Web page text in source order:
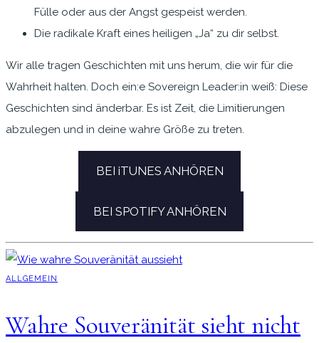
Fülle oder aus der Angst gespeist werden.
Die radikale Kraft eines heiligen „Ja“ zu dir selbst.
Wir alle tragen Geschichten mit uns herum, die wir für die
Wahrheit halten. Doch ein:e Sovereign Leader:in weiß: Diese
Geschichten sind änderbar. Es ist Zeit, die Limitierungen
abzulegen und in deine wahre Größe zu treten.
BEI iTUNES ANHÖREN
BEI SPOTIFY ANHÖREN
ALLGEMEIN
Wahre Souveränität sieht nicht